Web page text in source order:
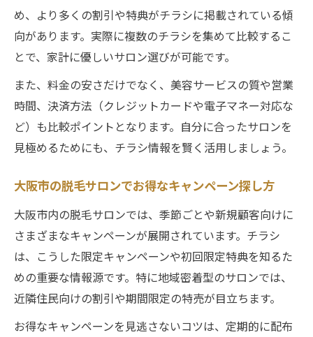
め、より多くの割引や特典がチラシに掲載されている傾
向があります。実際に複数のチラシを集めて比較するこ
とで、家計に優しいサロン選びが可能です。
また、料金の安さだけでなく、美容サービスの質や営業
時間、決済方法（クレジットカードや電子マネー対応な
ど）も比較ポイントとなります。自分に合ったサロンを
見極めるためにも、チラシ情報を賢く活用しましょう。
大阪市の脱毛サロンでお得なキャンペーン探し方
大阪市内の脱毛サロンでは、季節ごとや新規顧客向けに
さまざまなキャンペーンが展開されています。チラシ
は、こうした限定キャンペーンや初回限定特典を知るた
めの重要な情報源です。特に地域密着型のサロンでは、
近隣住民向けの割引や期間限定の特売が目立ちます。
お得なキャンペーンを見逃さないコツは、定期的に配布